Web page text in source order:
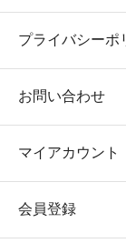
プライバシーポ
お問い合わせ
マイアカウント
会員登録